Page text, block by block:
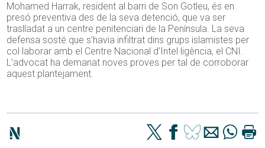
Mohamed Harrak, resident al barri de Son Gotleu, és en
presó preventiva des de la seva detenció, que va ser
traslladat a un centre penitenciari de la Península. La seva
defensa sosté que s’havia infiltrat dins grups islamistes per
col·laborar amb el Centre Nacional d’Intel·ligència, el CNI.
L’advocat ha demanat noves proves per tal de corroborar
aquest plantejament.